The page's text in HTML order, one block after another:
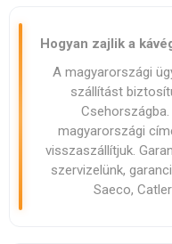
Hogyan zajlik a
A magyarországi
szállítást
magyarországi
visszaszállítjuk.
szervizelünk,
Saeco,